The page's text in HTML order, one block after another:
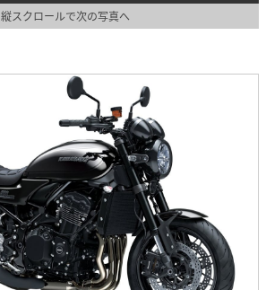
縦スクロールで次の写真へ